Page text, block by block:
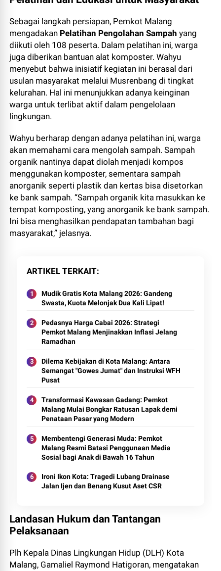
Sebagai langkah persiapan, Pemkot Malang
mengadakan Pelatihan Pengolahan Sampah yang
diikuti oleh 108 peserta. Dalam pelatihan ini, warga
juga diberikan bantuan alat komposter. Wahyu
menyebut bahwa inisiatif kegiatan ini berasal dari
usulan masyarakat melalui Musrenbang di tingkat
kelurahan. Hal ini menunjukkan adanya keinginan
warga untuk terlibat aktif dalam pengelolaan
lingkungan.
Wahyu berharap dengan adanya pelatihan ini, warga
akan memahami cara mengolah sampah. Sampah
organik nantinya dapat diolah menjadi kompos
menggunakan komposter, sementara sampah
anorganik seperti plastik dan kertas bisa disetorkan
ke bank sampah. “Sampah organik kita masukkan ke
tempat komposting, yang anorganik ke bank sampah.
Ini bisa menghasilkan pendapatan tambahan bagi
masyarakat,” jelasnya.
ARTIKEL TERKAIT
Mudik Gratis Kota Malang 2026: Gandeng
Swasta, Kuota Melonjak Dua Kali Lipat!
Pedasnya Harga Cabai 2026: Strategi
Pemkot Malang Menjinakkan Inflasi Jelang
Ramadhan
Dilema Kebijakan di Kota Malang: Antara
Semangat "Gowes Jumat" dan Instruksi WFH
Pusat
Transformasi Kawasan Gadang: Pemkot
Malang Mulai Bongkar Ratusan Lapak demi
Penataan Pasar yang Modern
Membentengi Generasi Muda: Pemkot
Malang Resmi Batasi Penggunaan Media
Sosial bagi Anak di Bawah 16 Tahun
Ironi Ikon Kota: Tragedi Lubang Drainase
Jalan Ijen dan Benang Kusut Aset CSR
Landasan Hukum dan Tantangan
Pelaksanaan
Plh Kepala Dinas Lingkungan Hidup (DLH) Kota
Malang, Gamaliel Raymond Hatigoran, mengatakan